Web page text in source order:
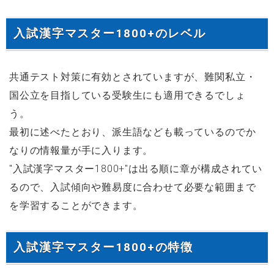
入試漢字マスター1800+のレベル
共通テスト対策に有効とされていますが、難関私立・
国公立を目指している受験生にも適用できるでしょ
う。
最初に述べたとおり、派生語なども載っているのでか
なりの情報量が手に入ります。
"入試漢字マスター1800+"は出る順に章が構成されてい
るので、入試傾向や難易度に合わせて必要な範囲まで
を学習することができます。
入試漢字マスター1800+の特徴